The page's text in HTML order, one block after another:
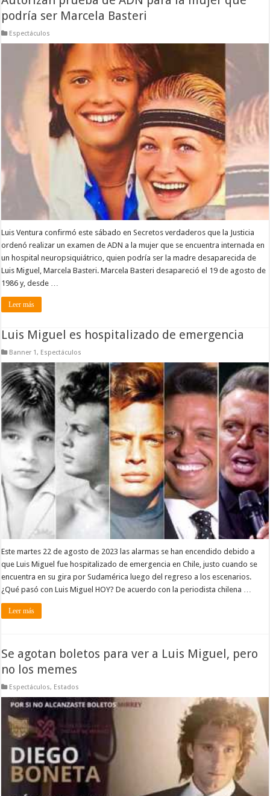
podría ser Marcela Basteri
Espectáculos
Luis Ventura confirmó este sábado en Secretos verdaderos que la Justicia
ordenó realizar un examen de ADN a la mujer que se encuentra internada en
un hospital neuropsiquiátrico, quien podría ser la madre desaparecida de
Luis Miguel, Marcela Basteri. Marcela Basteri desapareció el 19 de agosto de
1986 y, desde …
Leer más
Luis Miguel es hospitalizado de emergencia
Banner 1, Espectáculos
Este martes 22 de agosto de 2023 las alarmas se han encendido debido a
que Luis Miguel fue hospitalizado de emergencia en Chile, justo cuando se
encuentra en su gira por Sudamérica luego del regreso a los escenarios.
¿Qué pasó con Luis Miguel HOY? De acuerdo con la periodista chilena …
Leer más
Se agotan boletos para ver a Luis Miguel, pero
no los memes
Espectáculos, Estados